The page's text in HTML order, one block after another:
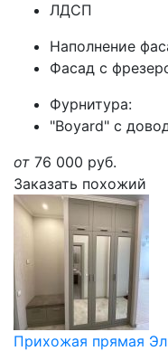
ЛДСП
Наполнение
Фасад с
Фурнитура:
"Boyard" с
от 76 000 руб.
Заказать похожий
Прихожая прямая